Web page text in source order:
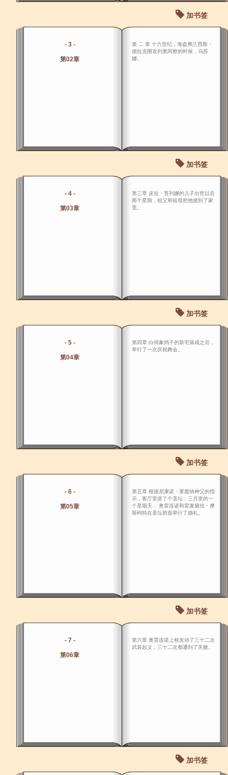
加书签
- 3 -
第02章
第 二 章 十六世纪，海盗弗兰西斯・
德拉克围攻列奥阿察的时候，乌苏
娜。
加书签
- 4 -
第03章
第三章 皮拉・苔列娜的儿子出世以后
两个星期，祖父和祖母把他接到了家
里。
加书签
- 5 -
第04章
第四章 白得象鸽子的新宅落成之后，
举行了一次庆祝舞会。
加书签
- 6 -
第05章
第五章 根据尼康诺・莱茵纳神父的指
示，客厅里搭了个圣坛；三月里的一
个星期天， 奥雷连诺和雷麦黛丝・摩
斯柯特在圣坛前面举行了婚礼。
加书签
- 7 -
第06章
第六章 奥雷连诺上校发动了三十二次
武装起义，三十二次都遭到了失败。
加书签